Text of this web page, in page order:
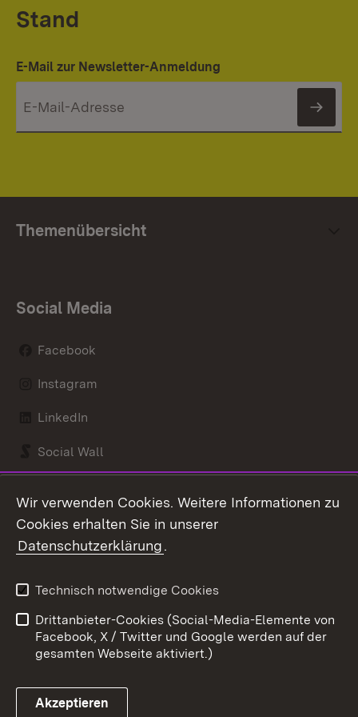
Stand
E-Mail zur Newsletter-Anmeldung
Themenübersicht
Social Media
Facebook
Instagram
LinkedIn
Social Wall
Link zum Landesportal
Kontakt
Barrierefreiheit
Impressum
Cookies
Wir verwenden Cookies. Weitere Informationen zu
Cookies erhalten Sie in unserer
Datenschutzerklärung.
Technisch notwendige Cookies
Drittanbieter-Cookies (Social-Media-Elemente von
Facebook, X / Twitter und Google werden auf der
gesamten Webseite aktiviert.)
Akzeptieren